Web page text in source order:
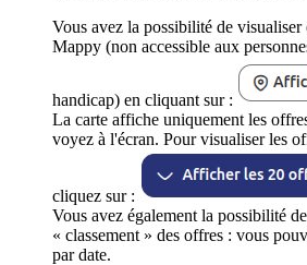
Vous avez la possibilité de
Mappy (non accessible aux
handicap) en cliquant sur :
La carte affiche uniquement les
voyez à l'écran. Pour visualiser les
cliquez sur :
Vous avez également la possibilité
« classement » des offres : vous
par date.